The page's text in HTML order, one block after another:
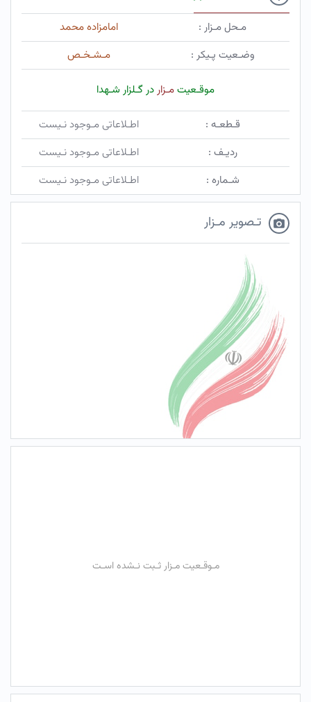
مـحل مـزار :
امامزاده محمد
وضـعیت پـیکر :
مـشـخـص
موقـعیتمـزاردر گـلزار شـهدا
قـطعـه :
اطـلاعاتی مـوجود نـیست
ردیـف :
اطـلاعاتی مـوجود نـیست
شـماره :
اطـلاعاتی مـوجود نـیست
تـصویر مـزار
مـوقـعیت مـزار ثـبت نـشده اسـت